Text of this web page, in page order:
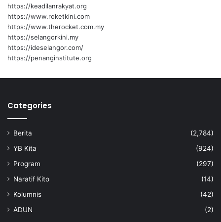
https://keadilanrakyat.org
https://www.roketkini.com
https://www.therocket.com.my
https://selangorkini.my
https://ideselangor.com/
https://penanginstitute.org
Categories
Berita
(2,784)
YB Kita
(924)
Program
(297)
Naratif Kito
(14)
Kolumnis
(42)
ADUN
(2)